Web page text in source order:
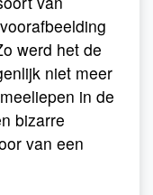
werd het de
niet meer
in de
bizarre
van een